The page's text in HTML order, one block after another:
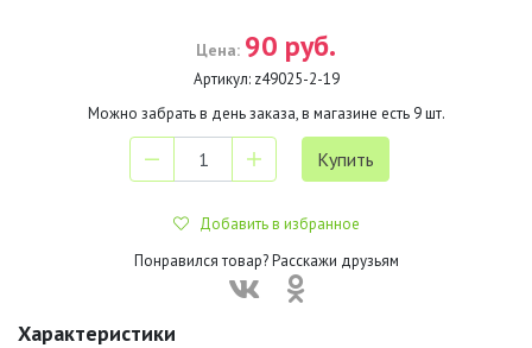
Цена: 90 руб.
Артикул: z49025-2-19
Можно забрать в день заказа, в магазине есть 9шт.
Добавить в избранное
Понравился товар? Расскажи друзьям
Характеристики